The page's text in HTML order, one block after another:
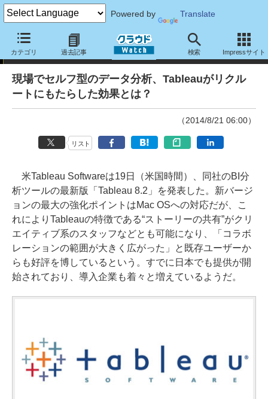
Powered by Translate
カテゴリ 過去記事 検索 Impressサイト
事例紹介
現場でセルフ型のデータ分析、Tableauがリクル
ートにもたらした効果とは？
（2014/8/21 06:00）
リスト
米Tableau Softwareは19日（米国時間）、同社のBI分
析ツールの最新版「Tableau 8.2」を発表した。新バージ
ョンの最大の強化ポイントはMac OSへの対応だが、こ
れによりTableauの特徴である“ストーリーの共有”がクリ
エイティブ系のスタッフなどとも可能になり、「コラボ
レーションの範囲が大きく広がった」と既存ユーザーか
らも好評を博しているという。すでに日本でも提供が開
始されており、導入企業も着々と増えているようだ。